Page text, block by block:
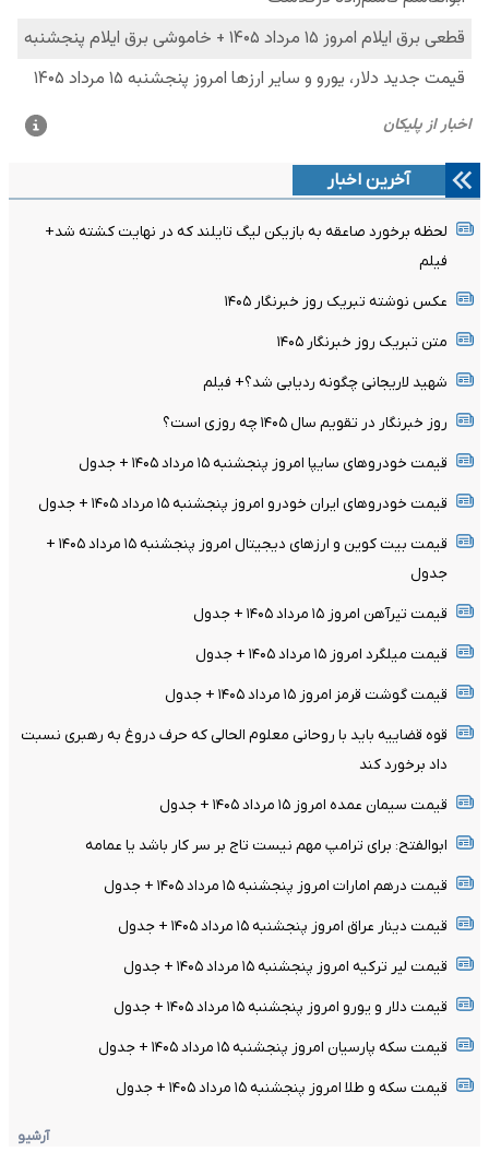
آخرین اخبار
لحظه برخورد صاعقه به بازیکن لیگ تایلند که در نهایت کشته شد+
فیلم
عکس نوشته تبریک روز خبرنگار ۱۴۰۵
متن تبریک روز خبرنگار ۱۴۰۵
شهید لاریجانی چگونه ردیابی شد؟+ فیلم
روز خبرنگار در تقویم سال ۱۴۰۵ چه روزی است؟
قیمت خودرو‌های سایپا امروز پنجشنبه ۱۵ مرداد ۱۴۰۵ + جدول
قیمت خودرو‌های ایران خودرو امروز پنجشنبه ۱۵ مرداد ۱۴۰۵ + جدول
قیمت بیت کوین و ارز‌های دیجیتال امروز پنجشنبه ۱۵ مرداد ۱۴۰۵ +
جدول
قیمت تیرآهن امروز ۱۵ مرداد ۱۴۰۵ + جدول
قیمت میلگرد امروز ۱۵ مرداد ۱۴۰۵ + جدول
قیمت گوشت قرمز امروز ۱۵ مرداد ۱۴۰۵ + جدول
قوه قضاییه باید با روحانی معلوم الحالی که حرف دروغ به رهبری نسبت
داد برخورد کند
قیمت سیمان عمده امروز ۱۵ مرداد ۱۴۰۵ + جدول
ابوالفتح: برای ترامپ مهم نیست تاج بر سر کار باشد یا عمامه
قیمت درهم امارات امروز پنجشنبه ۱۵ مرداد ۱۴۰۵ + جدول
قیمت دینار عراق امروز پنجشنبه ۱۵ مرداد ۱۴۰۵ + جدول
قیمت لیر ترکیه امروز پنجشنبه ۱۵ مرداد ۱۴۰۵ + جدول
قیمت دلار و یورو امروز پنجشنبه ۱۵ مرداد ۱۴۰۵ + جدول
قیمت سکه پارسیان امروز پنجشنبه ۱۵ مرداد ۱۴۰۵ + جدول
قیمت سکه و طلا امروز پنجشنبه ۱۵ مرداد ۱۴۰۵ + جدول
آرشیو